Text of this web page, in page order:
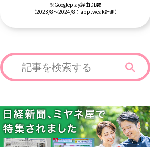
※Googleplay経由DL数
（2023/8～2024/8：apptweak計測）